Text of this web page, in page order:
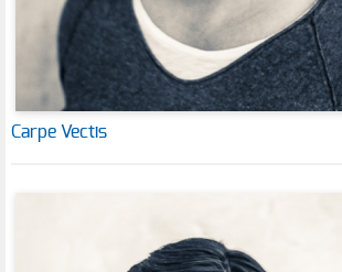
Carpe Vectis